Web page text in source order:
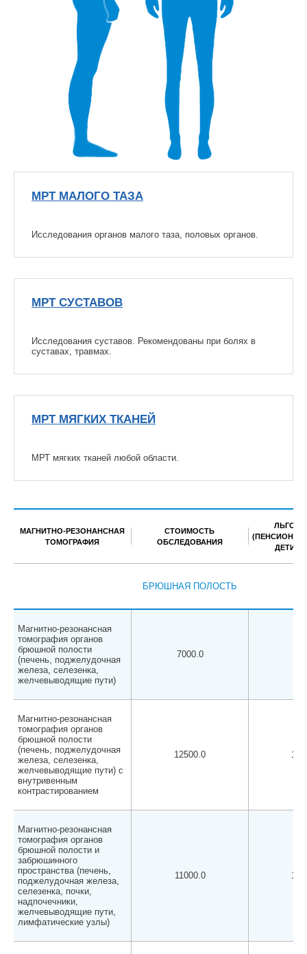
МРТ МАЛОГО ТАЗА
Исследования органов малого таза, половых органов.
МРТ СУСТАВОВ
Исследования суставов. Рекомендованы при болях в
суставах, травмах.
МРТ МЯГКИХ ТКАНЕЙ
МРТ мягких тканей любой области.
МАГНИТНО-РЕЗОНАНСНАЯ
ТОМОГРАФИЯ
СТОИМОСТЬ
ОБСЛЕДОВАНИЯ
ДЕТИ
БРЮШНАЯ ПОЛОСТЬ
Магнитно-резонансная
томография органов
брюшной полости
(печень, поджелудочная
железа, селезенка,
желчевыводящие пути)
7000.0
Магнитно-резонансная
томография органов
брюшной полости
(печень, поджелудочная
железа, селезенка,
желчевыводящие пути) с
внутривенным
контрастированием
12500.0
Магнитно-резонансная
томография органов
брюшной полости и
забрюшинного
пространства (печень,
поджелудочная железа,
селезенка, почки,
надпочечники,
желчевыводящие пути,
лимфатические узлы)
11000.0